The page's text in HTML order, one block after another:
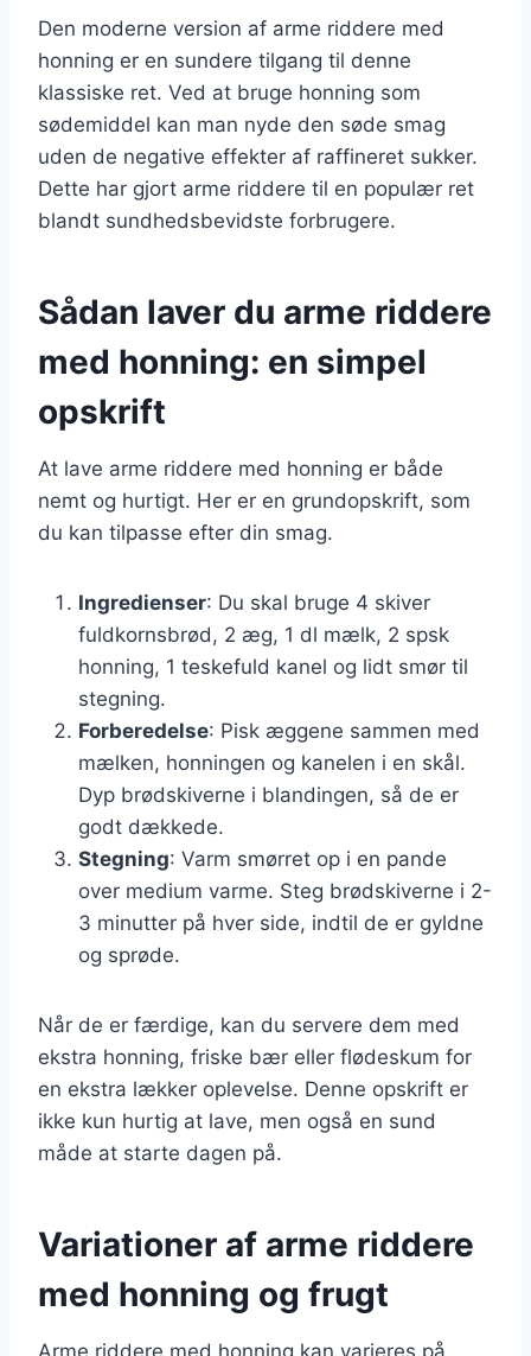
Den moderne version af arme riddere med
honning er en sundere tilgang til denne
klassiske ret. Ved at bruge honning som
sødemiddel kan man nyde den søde smag
uden de negative effekter af raffineret sukker.
Dette har gjort arme riddere til en populær ret
blandt sundhedsbevidste forbrugere.
Sådan laver du arme riddere
med honning: en simpel
opskrift
At lave arme riddere med honning er både
nemt og hurtigt. Her er en grundopskrift, som
du kan tilpasse efter din smag.
Ingredienser: Du skal bruge 4 skiver
fuldkornsbrød, 2 æg, 1 dl mælk, 2 spsk
honning, 1 teskefuld kanel og lidt smør til
stegning.
Forberedelse: Pisk æggene sammen med
mælken, honningen og kanelen i en skål.
Dyp brødskiverne i blandingen, så de er
godt dækkede.
Stegning: Varm smørret op i en pande
over medium varme. Steg brødskiverne i 2-
3 minutter på hver side, indtil de er gyldne
og sprøde.
Når de er færdige, kan du servere dem med
ekstra honning, friske bær eller flødeskum for
en ekstra lækker oplevelse. Denne opskrift er
ikke kun hurtig at lave, men også en sund
måde at starte dagen på.
Variationer af arme riddere
med honning og frugt
Arme riddere med honning kan varieres på